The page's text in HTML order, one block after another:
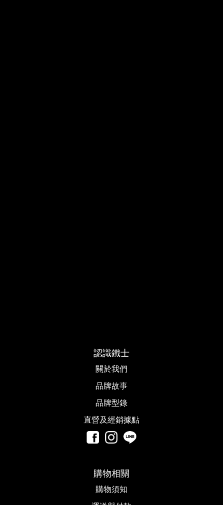
認識鐵士
關於我們
品牌故事​
品牌型錄
直營及經銷據點
購物相關
購物須知